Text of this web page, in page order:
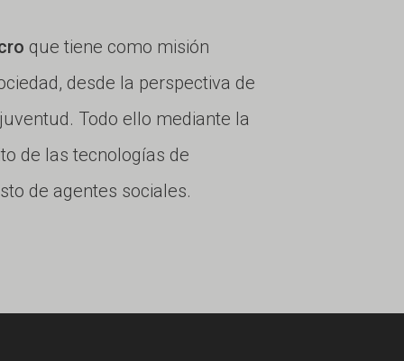
que tiene como misión
desde la perspectiva de
Todo ello mediante la
de las tecnologías de
de agentes sociales.